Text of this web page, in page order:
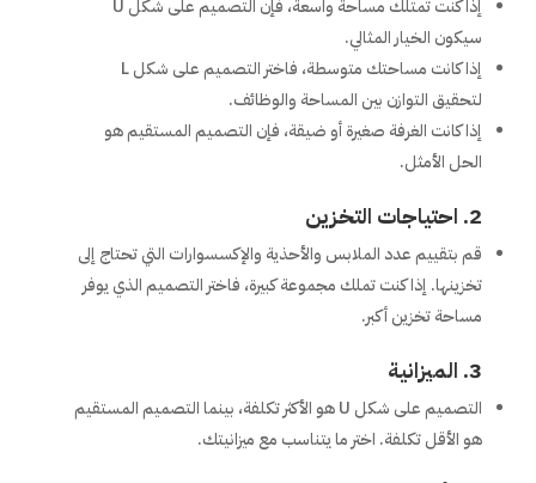
إذا كنت تمتلك مساحة واسعة، فإن التصميم على شكل U
سيكون الخيار المثالي.
إذا كانت مساحتك متوسطة، فاختر التصميم على شكل L
لتحقيق التوازن بين المساحة والوظائف.
إذا كانت الغرفة صغيرة أو ضيقة، فإن التصميم المستقيم هو
الحل الأمثل.
2. احتياجات التخزين
قم بتقييم عدد الملابس والأحذية والإكسسوارات التي تحتاج إلى
تخزينها. إذا كنت تملك مجموعة كبيرة، فاختر التصميم الذي يوفر
مساحة تخزين أكبر.
3. الميزانية
التصميم على شكل U هو الأكثر تكلفة، بينما التصميم المستقيم
هو الأقل تكلفة. اختر ما يتناسب مع ميزانيتك.